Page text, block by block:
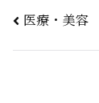
医療・美容